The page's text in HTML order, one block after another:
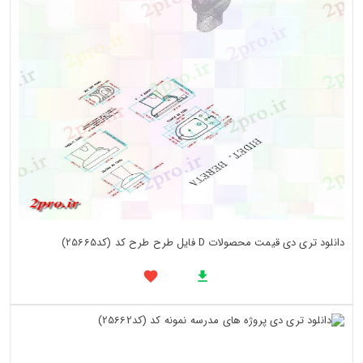
دانلود تری دی قیمت محصولات D فایل طرح طرح کد (کد25665)